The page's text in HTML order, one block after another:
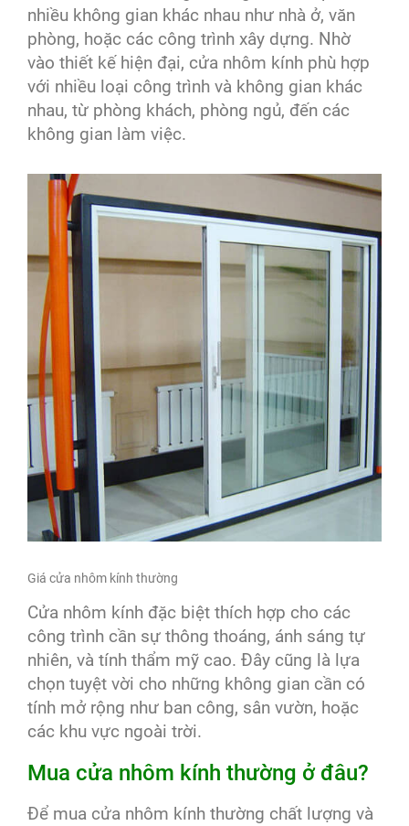
nhiều không gian khác nhau như nhà ở, văn
phòng, hoặc các công trình xây dựng. Nhờ
vào thiết kế hiện đại, cửa nhôm kính phù hợp
với nhiều loại công trình và không gian khác
nhau, từ phòng khách, phòng ngủ, đến các
không gian làm việc.
Giá cửa nhôm kính thường
Cửa nhôm kính đặc biệt thích hợp cho các
công trình cần sự thông thoáng, ánh sáng tự
nhiên, và tính thẩm mỹ cao. Đây cũng là lựa
chọn tuyệt vời cho những không gian cần có
tính mở rộng như ban công, sân vườn, hoặc
các khu vực ngoài trời.
Mua cửa nhôm kính thường ở đâu?
Để mua cửa nhôm kính thường chất lượng và